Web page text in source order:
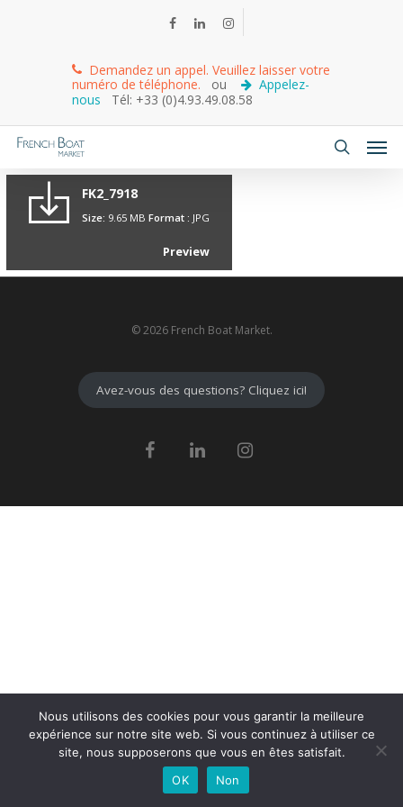
Demandez un appel. Veuillez laisser votre
numéro de téléphone. ou
Appelez-
nous
Tél: +33 (0)4.93.49.08.58
FK2_7918
Size: 9.65 MB Format : JPG
Preview
© 2026 French Boat Market.
Avez-vous des questions? Cliquez ici!
Nous utilisons des cookies pour vous garantir la meilleure
expérience sur notre site web. Si vous continuez à utiliser ce
site, nous supposerons que vous en êtes satisfait.
OK
Non